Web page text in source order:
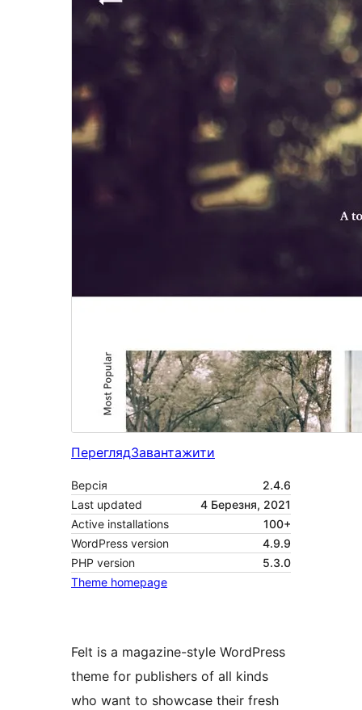
ПереглядЗавантажити
Версія
2.4.6
Last updated
4 Березня, 2021
Active installations
100+
WordPress version
4.9.9
PHP version
5.3.0
Theme homepage
Felt is a magazine-style WordPress
theme for publishers of all kinds
who want to showcase their fresh